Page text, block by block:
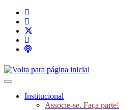
Toggle navigation
Institucional
Associe-se. Faça parte!